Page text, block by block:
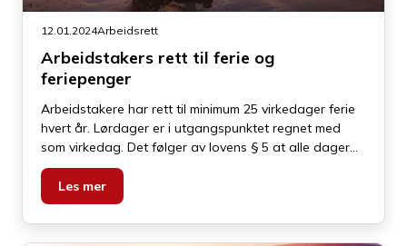
12.01.2024Arbeidsrett
Arbeidstakers rett til ferie og
feriepenger
Arbeidstakere har rett til minimum 25 virkedager ferie
hvert år. Lørdager er i utgangspunktet regnet med
som virkedag. Det følger av lovens § 5 at alle dager
som ikke er søndager eller lovbestemte helge- eller
høytidsdager virkedager. Dermed har arbeidstaker
krav på fire fulle uker (med 6 virkedager) og en dags
ferie.
Les mer